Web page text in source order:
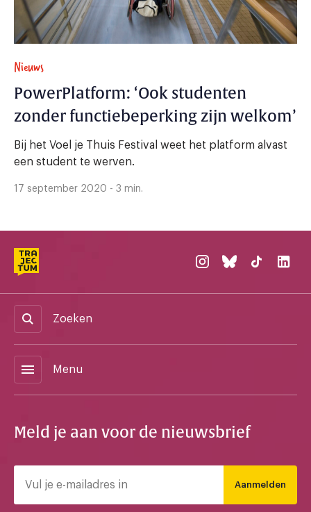
Nieuws
PowerPlatform: ‘Ook studenten
zonder functiebeperking zijn welkom’
Bij het Voel je Thuis Festival weet het platform alvast
een student te werven.
17 september 2020 - 3 min.
Zoeken
menu Menu
Meld je aan voor de nieuwsbrief
Aanmelden